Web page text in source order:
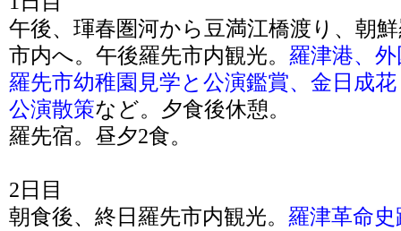
午後、琿春圏河から豆満江橋渡り、朝
市内へ。午後羅先市内観光。 羅津港、
羅先市幼稚園見学と公演鑑賞、金日成
公演散策など。夕食後休憩。
羅先宿。昼夕2食。
2日目
朝食後、終日羅先市内観光。 羅津革命